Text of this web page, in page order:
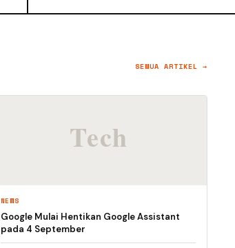
SEMUA ARTIKEL →
NEWS
Google Mulai Hentikan Google Assistant
pada 4 September